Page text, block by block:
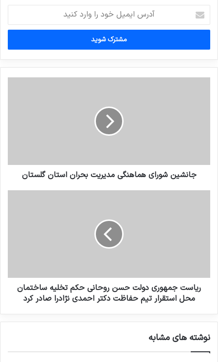
ایمیل
خود
وارد
کنید
جانشین شورای هماهنگی مدیریت بحران استان گلستان
ریاست جمهوری دولت حسن روحانی حکم تخلیه ساختمان
محل استقرار تیم حفاظت دکتر احمدی نژادرا صادر کرد
نوشته های مشابه